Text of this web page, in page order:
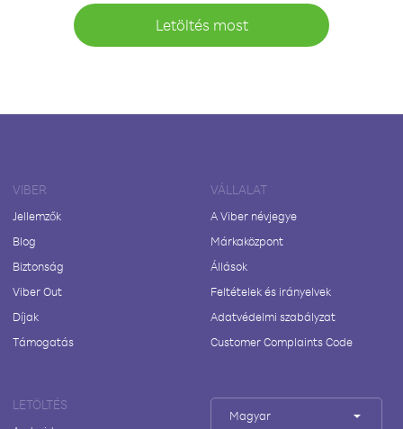
Letöltés most
VIBER
Jellemzők
Blog
Biztonság
Viber Out
Díjak
Támogatás
VÁLLALAT
A Viber névjegye
Márkaközpont
Állások
Feltételek és irányelvek
Adatvédelmi szabályzat
Customer Complaints Code
LETÖLTÉS
Magyar